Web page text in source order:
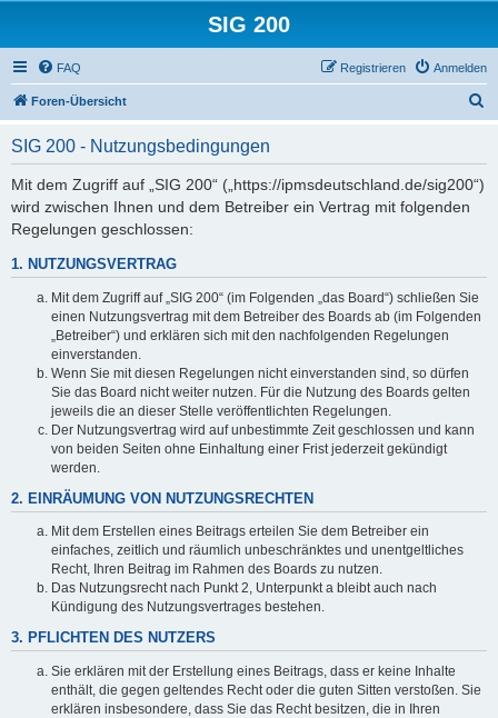
SIG 200
FAQ Anmelden
Registrieren
Foren-Übersicht
SIG 200 - Nutzungsbedingungen
Mit dem Zugriff auf „SIG 200“ („https://ipmsdeutschland.de/sig200“)
wird zwischen Ihnen und dem Betreiber ein Vertrag mit folgenden
Regelungen geschlossen:
1. NUTZUNGSVERTRAG
Mit dem Zugriff auf „SIG 200“ (im Folgenden „das Board“) schließen Sie
einen Nutzungsvertrag mit dem Betreiber des Boards ab (im Folgenden
„Betreiber“) und erklären sich mit den nachfolgenden Regelungen
einverstanden.
Wenn Sie mit diesen Regelungen nicht einverstanden sind, so dürfen
Sie das Board nicht weiter nutzen. Für die Nutzung des Boards gelten
jeweils die an dieser Stelle veröffentlichten Regelungen.
Der Nutzungsvertrag wird auf unbestimmte Zeit geschlossen und kann
von beiden Seiten ohne Einhaltung einer Frist jederzeit gekündigt
werden.
2. EINRÄUMUNG VON NUTZUNGSRECHTEN
Mit dem Erstellen eines Beitrags erteilen Sie dem Betreiber ein
einfaches, zeitlich und räumlich unbeschränktes und unentgeltliches
Recht, Ihren Beitrag im Rahmen des Boards zu nutzen.
Das Nutzungsrecht nach Punkt 2, Unterpunkt a bleibt auch nach
Kündigung des Nutzungsvertrages bestehen.
3. PFLICHTEN DES NUTZERS
Sie erklären mit der Erstellung eines Beitrags, dass er keine Inhalte
enthält, die gegen geltendes Recht oder die guten Sitten verstoßen. Sie
erklären insbesondere, dass Sie das Recht besitzen, die in Ihren